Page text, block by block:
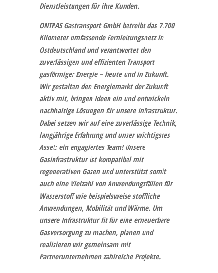
Dienstleistungen für ihre Kunden.
ONTRAS Gastransport GmbHbetreibt das 7.700
Kilometer umfassende Fernleitungsnetz in
Ostdeutschland und verantwortet den
zuverlässigen und effizienten Transport
gasförmiger Energie – heute und in Zukunft.
Wir gestalten den Energiemarkt der Zukunft
aktiv mit, bringen Ideen ein und entwickeln
nachhaltige Lösungen für unsere Infrastruktur.
Dabei setzen wir auf eine zuverlässige Technik,
langjährige Erfahrung und unser wichtigstes
Asset: ein engagiertes Team! Unsere
Gasinfrastruktur ist kompatibel mit
regenerativen Gasen und unterstützt somit
auch eine Vielzahl von Anwendungsfällen für
Wasserstoff wie beispielsweise stoffliche
Anwendungen, Mobilität und Wärme. Um
unsere Infrastruktur fit für eine erneuerbare
Gasversorgung zu machen, planen und
realisieren wir gemeinsam mit
Partnerunternehmen zahlreiche Projekte.